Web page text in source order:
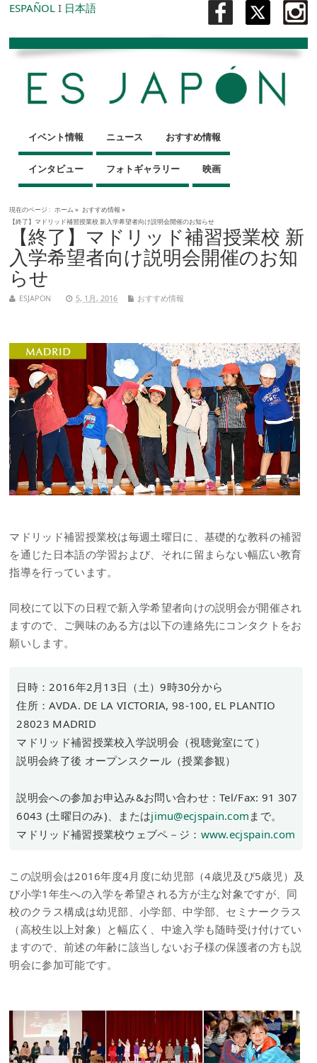
ESPAÑOL I 日本語
イベント情報 ニュース おすすめ情報
インタビュー フォトギャラリー 映画
現在のページ : ホーム » おすすめ情報 »
【終了】マドリッド補習授業校 新入学希望者向け説明会開催のお知らせ
【終了】マドリッド補習授業校 新
入学希望者向け説明会開催のお知
らせ
ESJAPON 5, 1月, 2016 おすすめ情報
マドリッド補習授業校は毎週土曜日に、基礎的な教科の補習
を通じた日本語の学習および、それに留まらない幅広い教育
指導を行っています。
同校にて以下の日程で新入学希望者向けの説明会が開催され
ますので、ご興味のある方は以下の連絡先にコンタクトをお
願いします。
日時：2016年2月13日（土）9時30分から
住所：AVDA. DE LA VICTORIA, 98-100, EL PLANTIO
28023 MADRID
マドリッド補習授業校入学説明会（視聴覚室にて）
説明会終了後 オープンスクール（授業参観）
説明会への参加お申込み&お問い合わせ：Tel/Fax: 91 307
6043 (土曜日のみ)、またはjimu@ecjspain.com まで。
マドリッド補習授業校ウェブペ－ジ： www.ecjspain.com
この説明会は2016年度4月度に幼児部（4歳児及び5歳児）及
び小学1年生への入学を希望される方が主な対象ですが、同
校のクラス構成は幼児部、小学部、中学部、セミナークラス
（高校生以上対象）と幅広く、中途入学も随時受け付けてい
ますので、前述の年齢に該当しないお子様の保護者の方も説
明会に参加可能です。